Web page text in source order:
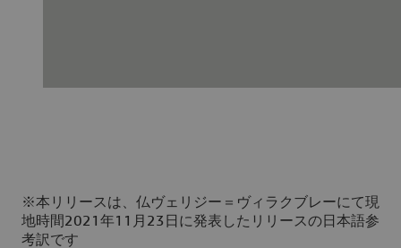
※本リリースは、仏ヴェリジー＝ヴィラクブレーにて現
地時間2021年11月23日に発表したリリースの日本語参
考訳です